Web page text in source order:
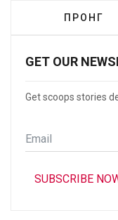
ΠΡΟΗΓ
GET OUR
Get scoops stories
Email
*
SUBSCRIBE